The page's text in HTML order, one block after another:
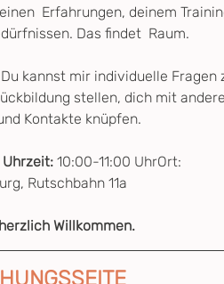
Erfahrungen, deinem
Das findet  Raum.
Du kannst mir individuelle Fragen
stellen, dich mit
Kontakte knüpfen.
Uhrzeit: 10:00-11:00 UhrOrt:
Rutschbahn 11a
Willkommen.